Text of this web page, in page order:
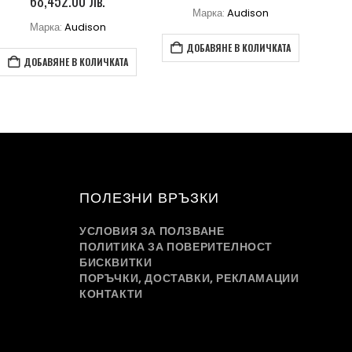
Марка: Audison
ДОБАВЯНЕ В КОЛИЧКАТА
Марка: Audison
ДОБАВЯНЕ В КОЛИЧКАТА
ПОЛЕЗНИ ВРЪЗКИ
УСЛОВИЯ ЗА ПОЛЗВАНЕ
ПОЛИТИКА ЗА ПОВЕРИТЕЛНОСТ
БИСКВИТКИ
ПОРЪЧКИ, ДОСТАВКИ, РЕКЛАМАЦИИ
КОНТАКТИ